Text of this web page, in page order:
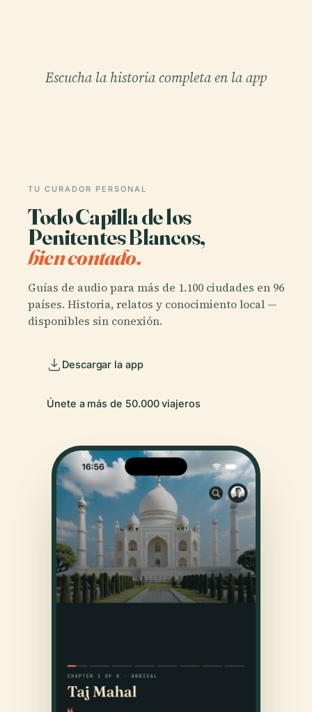
Escucha la historia completa en la app
TU CURADOR PERSONAL
Todo Capilla de los
Penitentes Blancos,
bien contado.
Guías de audio para más de 1.100 ciudades en 96
países. Historia, relatos y conocimiento local —
disponibles sin conexión.
Descargar la app
Únete a más de 50.000 viajeros